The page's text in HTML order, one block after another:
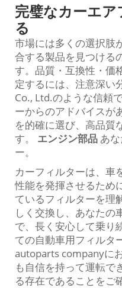
完璧なカーエ
る
市場には多くの選択肢
合する製品を見つける
す。品質・互換性・価
定するには、注意深い
Co., Ltd.のような信頼
ーからのアドバイスが
を的確に選び、高品質
す。 エンジン部品 あ
ー。
カーフィルターは、車
性能を発揮させるため
ているフィルターを理
しく交換し、あなたの
で、長く安心して乗り
ての自動車用フィルタ
autoparts companyに
も自信を持って運転で
る存在であることをご